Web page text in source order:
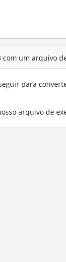
com um arquivo
para
arquivo de